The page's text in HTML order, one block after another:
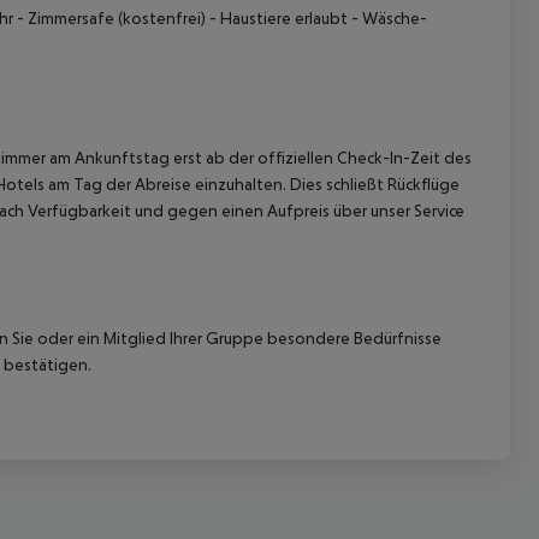
- Zimmersafe (kostenfrei) - Haustiere erlaubt - Wäsche-
am Ankunftstag erst ab der offiziellen Check-In-Zeit des
am Tag der Abreise einzuhalten. Dies schließt Rückflüge
Verfügbarkeit und gegen einen Aufpreis über unser Service
oder ein Mitglied Ihrer Gruppe besondere Bedürfnisse
bestätigen.